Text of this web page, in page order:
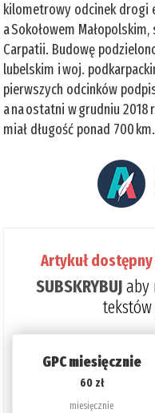
kilometrowy odcinek drogi
a Sokołowem
Carpatii. Budowę
lubelskim i woj.
pierwszych odcinków
a na ostatni w grudniu 2018
miał długość ponad 700 km.
Artykuł
SUBSKRYBUJaby
GPC miesięcznie
60 zł
miesięcznie